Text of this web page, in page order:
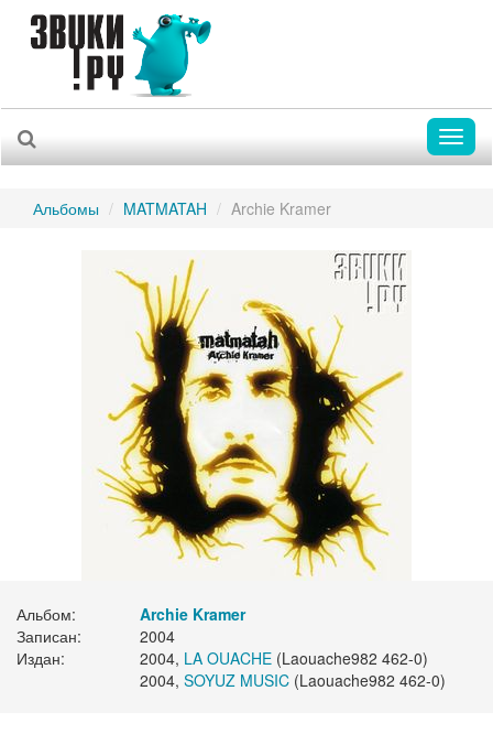
Альбомы MATMATAH Archie Kramer
Альбом:
Archie Kramer
Записан:
2004
Издан:
2004, LA OUACHE (Laouache982 462-0)
2004, SOYUZ MUSIC (Laouache982 462-0)